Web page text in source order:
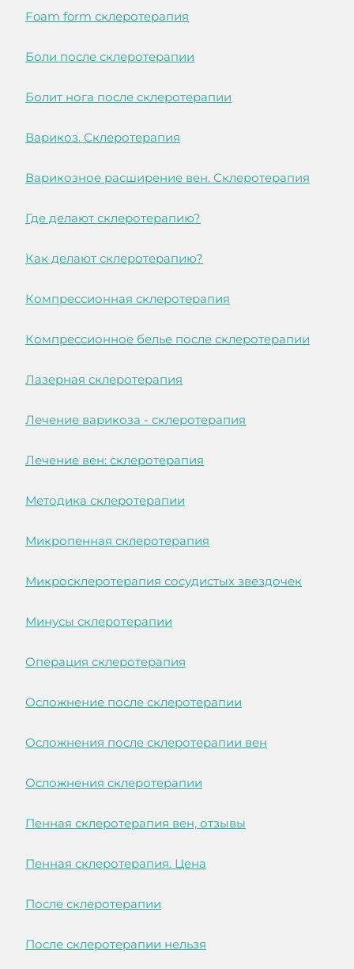
Foam form склеротерапия
Боли после склеротерапии
Болит нога после склеротерапии
Варикоз. Склеротерапия
Варикозное расширение вен. Склеротерапия
Где делают склеротерапию?
Как делают склеротерапию?
Компрессионная склеротерапия
Компрессионное белье после склеротерапии
Лазерная склеротерапия
Лечение варикоза - склеротерапия
Лечение вен: склеротерапия
Методика склеротерапии
Микропенная склеротерапия
Микросклеротерапия сосудистых звездочек
Минусы склеротерапии
Операция склеротерапия
Осложнение после склеротерапии
Осложнения после склеротерапии вен
Осложнения склеротерапии
Пенная склеротерапия вен, отзывы
Пенная склеротерапия. Цена
После склеротерапии
После склеротерапии нельзя